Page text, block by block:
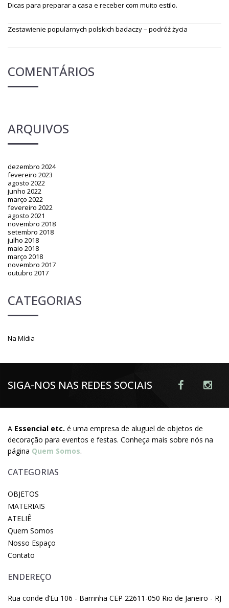
Dicas para preparar a casa e receber com muito estilo.
Zestawienie popularnych polskich badaczy – podróż życia
COMENTÁRIOS
ARQUIVOS
dezembro 2024
fevereiro 2023
agosto 2022
junho 2022
março 2022
fevereiro 2022
agosto 2021
novembro 2018
setembro 2018
julho 2018
maio 2018
março 2018
novembro 2017
outubro 2017
CATEGORIAS
Na Mídia
SIGA-NOS NAS REDES SOCIAIS
A Essencial etc. é uma empresa de aluguel de objetos de
decoração para eventos e festas. Conheça mais sobre nós na
página Quem Somos.
CATEGORIAS
OBJETOS
MATERIAIS
ATELIÊ
Quem Somos
Nosso Espaço
Contato
ENDEREÇO
Rua conde d’Eu 106 - Barrinha CEP 22611-050 Rio de Janeiro - RJ